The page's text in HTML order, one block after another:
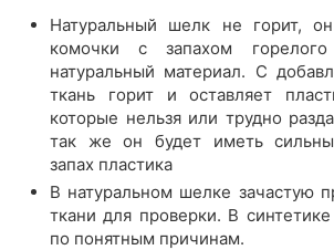
Натуральный шелк не горит,
комочки с запахом
натуральный материал. С
ткань горит и оставляет
которые нельзя или трудно
так же он будет иметь
запах пластика
В натуральном шелке зачастую
ткани для проверки. В
по понятным причинам.